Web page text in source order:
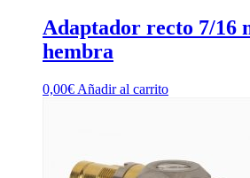
Adaptador recto 7/16
hembra
0,00€ Añadir al carrito